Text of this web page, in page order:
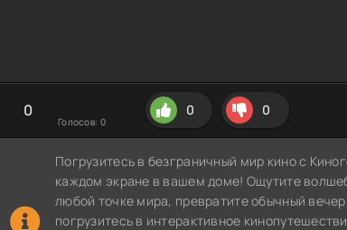
0
Голосов: 0
0 0
Погрузитесь в безграничный мир кино с
каждом экране в вашем доме! Ощутите
любой точке мира, превратите обычный
погрузитесь в интерактивное